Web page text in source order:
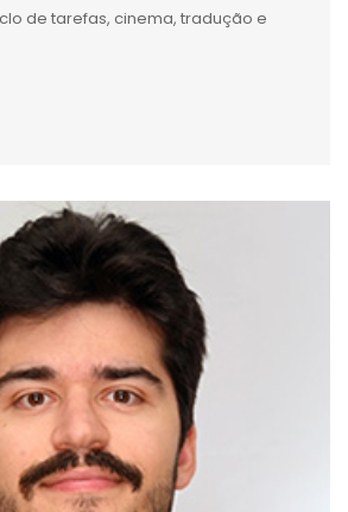
de tarefas, cinema, tradução e